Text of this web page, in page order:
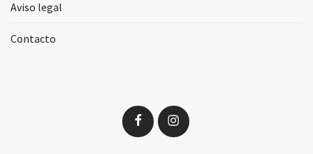
Aviso legal
Contacto
FacebookInstagram